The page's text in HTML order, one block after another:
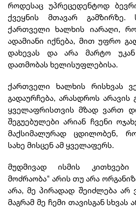
როდესაც უპრეცედენტოდ
ქვეყნის მთავარ
ქართველი ხალხის იარაღი,
ადამიანი იქნება, მით უფრო
დახევას და არა მარტო
დათმობას ხელისუფლებისა.
ქართველი ხალხის რისხვას
გადაურჩება, არასდროს არავის
ყველაფრისთვის მზად ვართ
შეგუებულები არიან ჩვენი
მაქსიმალურად ცდილობენ,
სახე მისცენ ამ ყველაფერს.
მუდმივად ისმის
მოძრაობა" არის თუ არა
არა, მე პირადად შეიძლება არ
მაგრამ მე ჩემი თავისგან